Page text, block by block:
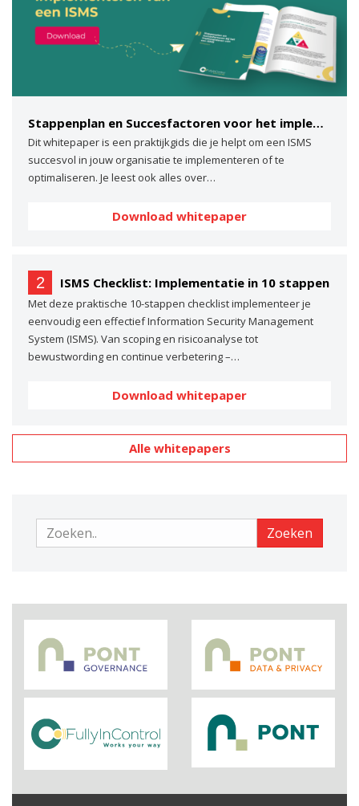
Stappenplan en Succesfactoren voor het implementeren van een ISMS
Dit whitepaper is een praktijkgids die je helpt om een ISMS
succesvol in jouw organisatie te implementeren of te
optimaliseren. Je leest ook alles over…
Download whitepaper
2 ISMS Checklist: Implementatie in 10 stappen
Met deze praktische 10-stappen checklist implementeer je
eenvoudig een effectief Information Security Management
System (ISMS). Van scoping en risicoanalyse tot
bewustwording en continue verbetering –…
Download whitepaper
Alle whitepapers
Zoeken Zoeken